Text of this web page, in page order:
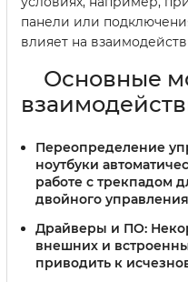
панели или
влияет на
Основные
Переопределение
ноутбуки
работе с трекпадом
двойного
Драйверы и ПО:
внешних и
приводить к